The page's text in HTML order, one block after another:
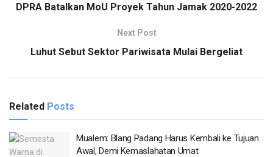
DPRA Batalkan MoU Proyek Tahun Jamak 2020-2022
Next Post
Luhut Sebut Sektor Pariwisata Mulai Bergeliat
Related Posts
Mualem: Blang Padang Harus Kembali ke Tujuan
Awal, Demi Kemaslahatan Umat